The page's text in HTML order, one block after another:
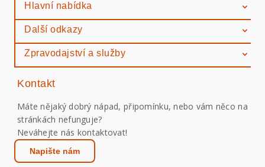
Hlavní nabídka
Další odkazy
Zpravodajství a služby
Kontakt
Máte nějaký dobrý nápad, připomínku, nebo vám něco na
stránkách nefunguje?
Neváhejte nás kontaktovat!
Napište nám